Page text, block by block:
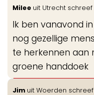
Milee uit Utrecht
Ik ben vanavond
nog gezellige
te herkennen aan
groene handdoek
Jim uit Woerden